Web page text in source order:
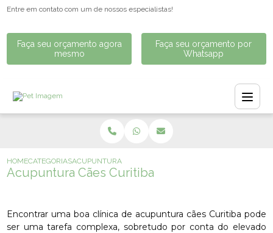
Entre em contato com um de nossos especialistas!
Faça seu orçamento agora
mesmo
Faça seu orçamento por
Whatsapp
HOMECATEGORIASACUPUNTURA CÃES CURITIBA
Acupuntura Cães Curitiba
Encontrar uma boa clínica de acupuntura cães Curitiba pode
ser uma tarefa complexa, sobretudo por conta do elevado